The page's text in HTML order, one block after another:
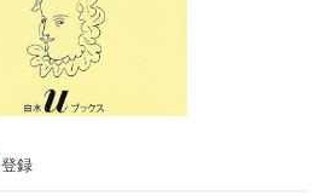
登録